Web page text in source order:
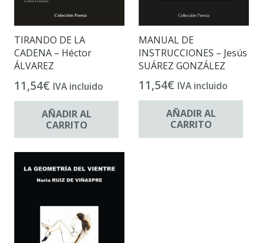
TIRANDO DE LA
CADENA – Héctor
ÁLVAREZ
11,54€ IVA incluido
AÑADIR AL
CARRITO
MANUAL DE
INSTRUCCIONES – Jesús
SUÁREZ GONZÁLEZ
11,54€ IVA incluido
AÑADIR AL
CARRITO